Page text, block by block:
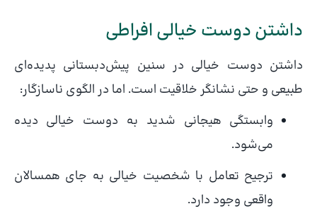
داشتن دوست خیالی افراطی
داشتن دوست خیالی در سنین پیش‌دبستانی پدیده‌ای
طبیعی و حتی نشانگر خلاقیت است. اما در الگوی ناسازگار:
وابستگی هیجانی شدید به دوست خیالی دیده
می‌شود.
ترجیح تعامل با شخصیت خیالی به جای همسالان
واقعی وجود دارد.